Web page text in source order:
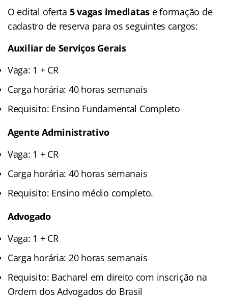
O edital oferta 5 vagas imediatas e formação de
cadastro de reserva para os seguintes cargos:
Auxiliar de Serviços Gerais
Vaga: 1 + CR
Carga horária: 40 horas semanais
Requisito: Ensino Fundamental Completo
Agente Administrativo
Vaga: 1 + CR
Carga horária: 40 horas semanais
Requisito: Ensino médio completo.
Advogado
Vaga: 1 + CR
Carga horária: 20 horas semanais
Requisito: Bacharel em direito com inscrição na
Ordem dos Advogados do Brasil